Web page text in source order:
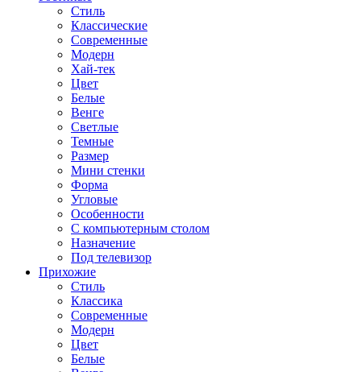
Стиль
Классические
Современные
Модерн
Хай-тек
Цвет
Белые
Венге
Светлые
Темные
Размер
Мини стенки
Форма
Угловые
Особенности
С компьютерным столом
Назначение
Под телевизор
Прихожие
Стиль
Классика
Современные
Модерн
Цвет
Белые